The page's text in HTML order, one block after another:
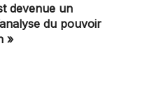
devenue un
du pouvoir
»